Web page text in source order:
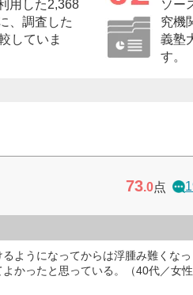
用した2,368
、調査した
していま
ソー
究機
義塾
す。
73.0点
ようになってからは浮腫み難くなっ
かったと思っている。（40代／女性